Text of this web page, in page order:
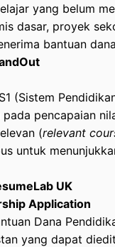
yang belum
dasar, proyek
bantuan
(Sistem
pencapaian
(relevant
untuk
UK
Application
Dana
yang dapat